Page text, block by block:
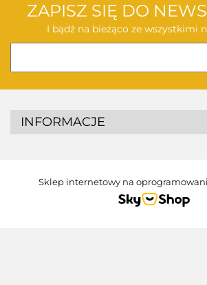
ZAPISZ SIĘ DO
I bądź na bieżąco ze wszystkimi
INFORMACJE
Sklep internetowy na